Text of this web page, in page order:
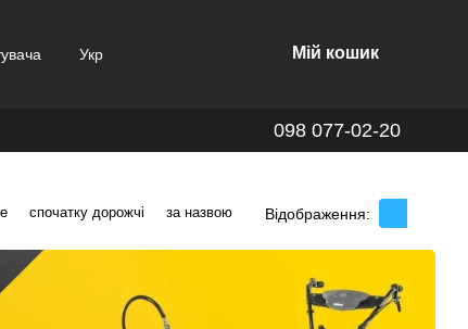
Укр Мій кошик
098 077-02-20
спочатку дорожчі за назвою Відображення: